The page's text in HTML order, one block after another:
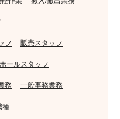
フ 販売スタッフ
ホールスタッフ
務 一般事務業務
種